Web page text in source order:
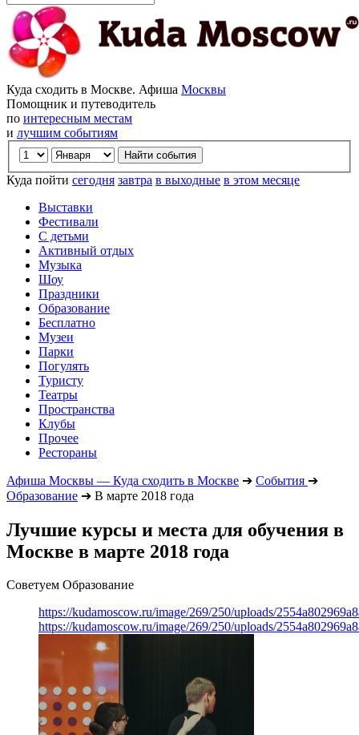
Куда сходить в Москве. Афиша Москвы
Помощник и путеводитель
по интересным местам
и лучшим событиям
Куда пойти сегодня завтра в выходные в этом месяце
Выставки
Фестивали
С детьми
Активный отдых
Музыка
Шоу
Праздники
Образование
Бесплатно
Музеи
Парки
Погулять
Туристу
Театры
Пространства
Клубы
Прочее
Рестораны
Афиша Москвы — Куда сходить в Москве ➔ События ➔
Образование ➔ В марте 2018 года
Лучшие курсы и места для обучения в
Москве в марте 2018 года
Советуем Образование
https://kudamoscow.ru/image/269/250/uploads/
https://kudamoscow.ru/image/269/250/uploads/